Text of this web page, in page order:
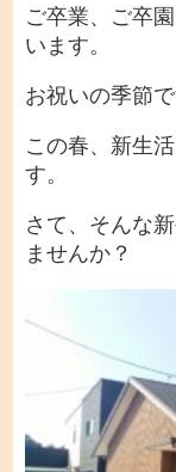
ご卒業、ご卒
います。
お祝いの季節で
この春、新生
す。
さて、そんな
ませんか？